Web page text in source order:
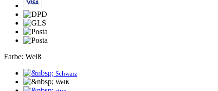
Farbe: Weiß
Schwarz
Weiß